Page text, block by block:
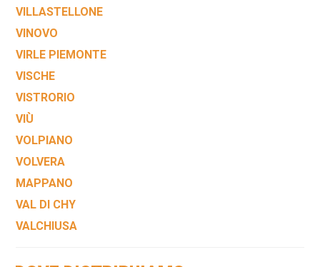
VILLASTELLONE
VINOVO
VIRLE PIEMONTE
VISCHE
VISTRORIO
VIÙ
VOLPIANO
VOLVERA
MAPPANO
VAL DI CHY
VALCHIUSA